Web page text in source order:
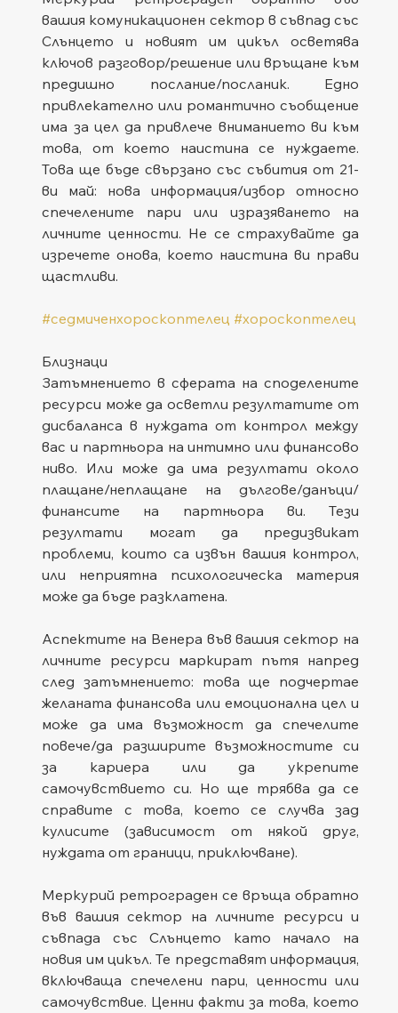
вашия комуникационен сектор в съвпад със
Слънцето и новият им цикъл осветява
ключов разговор/решение или връщане към
предишно послание/посланик. Едно
привлекателно или романтично съобщение
има за цел да привлече вниманието ви към
това, от което наистина се нуждаете.
Това ще бъде свързано със събития от 21-
ви май: нова информация/избор относно
спечелените пари или изразяването на
личните ценности. Не се страхувайте да
изречете онова, което наистина ви прави
щастливи.
#седмиченхороскоптелец #хороскоптелец
Близнаци
Затъмнението в сферата на споделените
ресурси може да осветли резултатите от
дисбаланса в нуждата от контрол между
вас и партньора на интимно или финансово
ниво. Или може да има резултати около
плащане/неплащане на дългове/данъци/
финансите на партньора ви. Тези
резултати могат да предизвикат
проблеми, които са извън вашия контрол,
или неприятна психологическа материя
може да бъде разклатена.
Аспектите на Венера във вашия сектор на
личните ресурси маркират пътя напред
след затъмнението: това ще подчертае
желаната финансова или емоционална цел и
може да има възможност да спечелите
повече/да разширите възможностите си
за кариера или да укрепите
самочувствието си. Но ще трябва да се
справите с това, което се случва зад
кулисите (зависимост от някой друг,
нуждата от граници, приключване).
Меркурий ретрограден се връща обратно
във вашия сектор на личните ресурси и
съвпада със Слънцето като начало на
новия им цикъл. Те представят информация,
включваща спечелени пари, ценности или
самочувствие. Ценни факти за това, което